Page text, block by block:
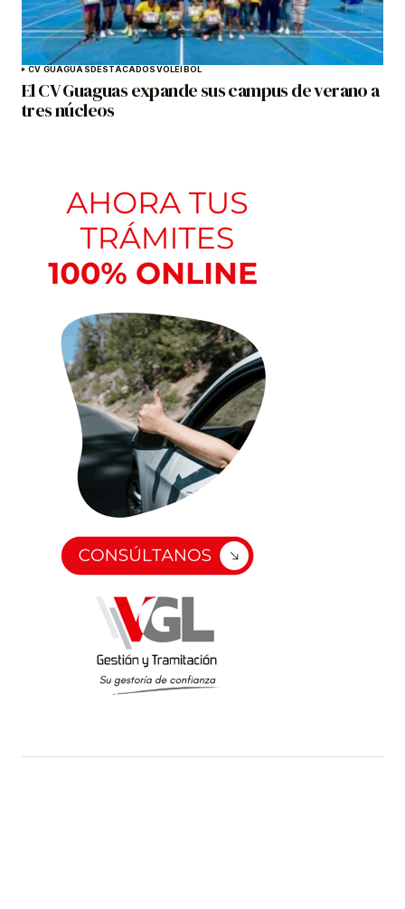
CV GUAGUASDESTACADOSVOLEIBOL
El CV Guaguas expande sus campus de verano a
tres núcleos